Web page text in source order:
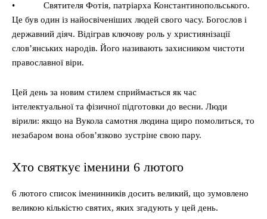
• Святителя Фотія, патріарха Константинопольського.
Це був один із найосвіченіших людей свого часу. Богослов і
державний діяч. Відіграв ключову роль у християнізації
слов’янських народів. Його називають захисником чистоти
православної віри.
Цей день за новим стилем сприймається як час
інтелектуальної та фізичної підготовки до весни. Люди
вірили: якщо на Вукола самотня людина щиро помолиться, то
незабаром вона обов’язково зустріне свою пару.
Хто святкує іменини 6 лютого
6 лютого список іменинників досить великий, що зумовлено
великою кількістю святих, яких згадують у цей день.